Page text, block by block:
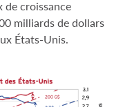
croissance
milliards de dollars
États-Unis.